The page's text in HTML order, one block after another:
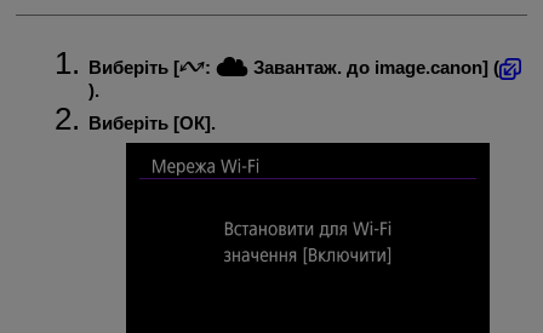
Виберіть [ : Завантаж. до image.canon] (
).
Виберіть [ОК].